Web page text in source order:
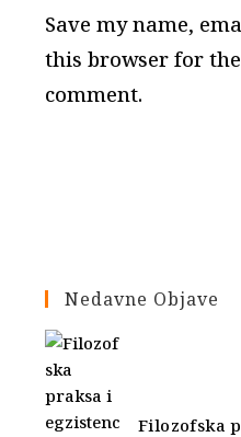
(optional)
Save my name,
this browser for
comment.
Nedavne Objave
Filozofska